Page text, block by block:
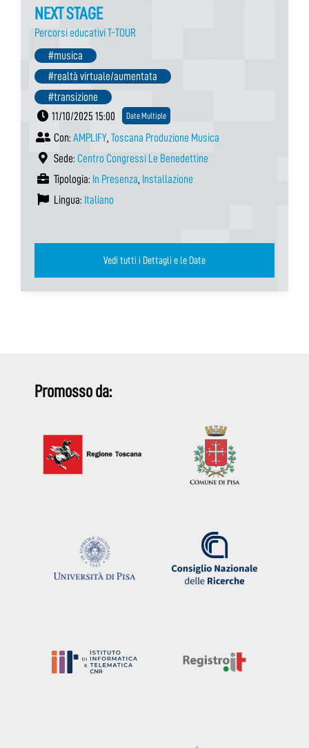
NEXT STAGE
Percorsi educativi T-TOUR
#musica
#realtà virtuale/aumentata
#transizione
11/10/2025 15:00
Date Multiple
Con: AMPLIFY, Toscana Produzione Musica
Sede: Centro Congressi Le Benedettine
Tipologia: In Presenza, Installazione
Lingua: Italiano
Vedi tutti i Dettagli e le Date
Promosso da: